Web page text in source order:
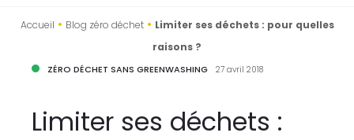
Accueil • Blog zéro déchet• Limiter ses déchets : pour quelles
raisons ?
ZÉRO DÉCHET SANS GREENWASHING 27 avril 2018
Limiter ses déchets :